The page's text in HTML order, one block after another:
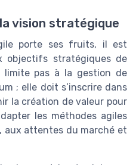
vision stratégique
porte ses fruits, il est
objectifs stratégiques de
limite pas à la gestion de
; elle doit s’inscrire dans
la création de valeur pour
les méthodes agiles
aux attentes du marché et